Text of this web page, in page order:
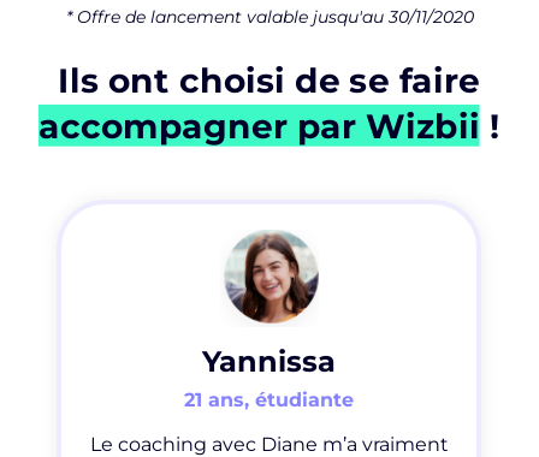
* Offre de lancement valable jusqu'au 30/11/2020
Ils ont choisi de se faire
accompagner par Wizbii !
Le coaching avec Diane m’a vraiment
Yannissa
21 ans, étudiante